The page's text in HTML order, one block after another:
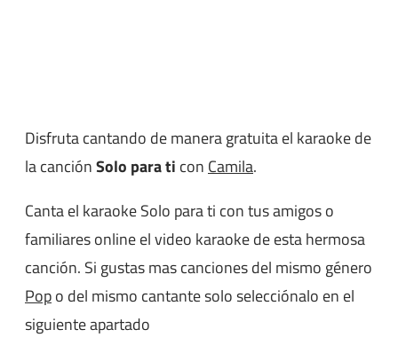
Disfruta cantando de manera gratuita el karaoke de
la canciónSolo para ti con Camila.
Canta el karaoke Solo para ti con tus amigos o
familiares online el video karaoke de esta hermosa
canción. Si gustas mas canciones del mismo género
Popo del mismo cantante solo selecciónalo en el
siguiente apartado